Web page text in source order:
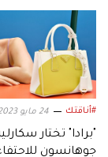
#أناقتك 24 مايو 2023
"برادا" تختار
جوهانسون